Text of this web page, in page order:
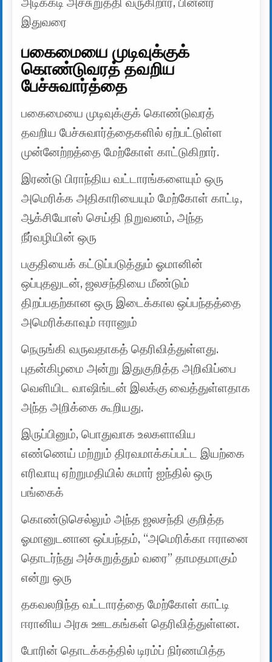
இதுவரை
பகைமையை முடிவுக்குக்
கொண்டுவரத் தவறிய
பேச்சுவார்த்தை
பகைமையை முடிவுக்குக் கொண்டுவரத்
தவறிய பேச்சுவார்த்தைகளில் ஏற்பட்டுள்ள
முன்னேற்றத்தை மேற்கோள் காட்டுகிறார்.
இரண்டு பிராந்திய வட்டாரங்களையும் ஒரு
அமெரிக்க அதிகாரியையும் மேற்கோள் காட்டி,
ஆக்சியோஸ் செய்தி நிறுவனம், அந்த
நீர்வழியின் ஒரு
பகுதியைக் கட்டுப்படுத்தும் ஓமானின்
ஒப்புதலுடன், ஜலசந்தியை மீண்டும்
திறப்பதற்கான ஒரு இடைக்கால ஒப்பந்தத்தை
அமெரிக்காவும் ஈரானும்
நெருங்கி வருவதாகத் தெரிவித்துள்ளது.
புதன்கிழமை அன்று இதுகுறித்த அறிவிப்பை
வெளியிட வாஷிங்டன் இலக்கு வைத்துள்ளதாக
அந்த அறிக்கை கூறியது.
இருப்பினும், பொதுவாக உலகளாவிய
எண்ணெய் மற்றும் திரவமாக்கப்பட்ட இயற்கை
எரிவாயு ஏற்றுமதியில் சுமார் ஐந்தில் ஒரு
பங்கைக்
கொண்டுசெல்லும் அந்த ஜலசந்தி குறித்த
ஓமானுடனான ஒப்பந்தம், “அமெரிக்கா ஈரானை
தொடர்ந்து அச்சுறுத்தும் வரை” தாமதமாகும்
என்று ஒரு
தகவலறிந்த வட்டாரத்தை மேற்கோள் காட்டி
ஈரானிய அரசு ஊடகங்கள் தெரிவித்துள்ளன.
போரின் தொடக்கத்தில் டிரம்ப் நிர்ணயித்த